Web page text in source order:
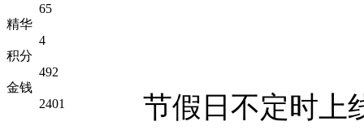
65
精华
4
积分
492
金钱
2401
节假日不定时上